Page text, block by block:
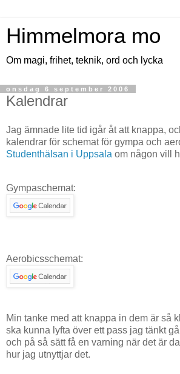
Himmelmora mo
Om magi, frihet, teknik, ord och lycka
onsdag 6 september 2006
Kalendrar
Jag ämnade lite tid igår åt att knappa,
kalendrar för schemat för gympa och
Studenthälsan i Uppsala om någon vill
Gympaschemat:
Aerobicsschemat:
Min tanke med att knappa in dem är så
ska kunna lyfta över ett pass jag tänkt
och på så sätt få en varning när det är
hur jag utnyttjar det.